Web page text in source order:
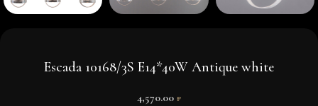
Escada 10168/3S E14*40W Antique white
4,570.00 ₽